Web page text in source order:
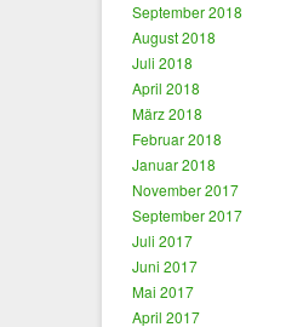
September 2018
August 2018
Juli 2018
April 2018
März 2018
Februar 2018
Januar 2018
November 2017
September 2017
Juli 2017
Juni 2017
Mai 2017
April 2017